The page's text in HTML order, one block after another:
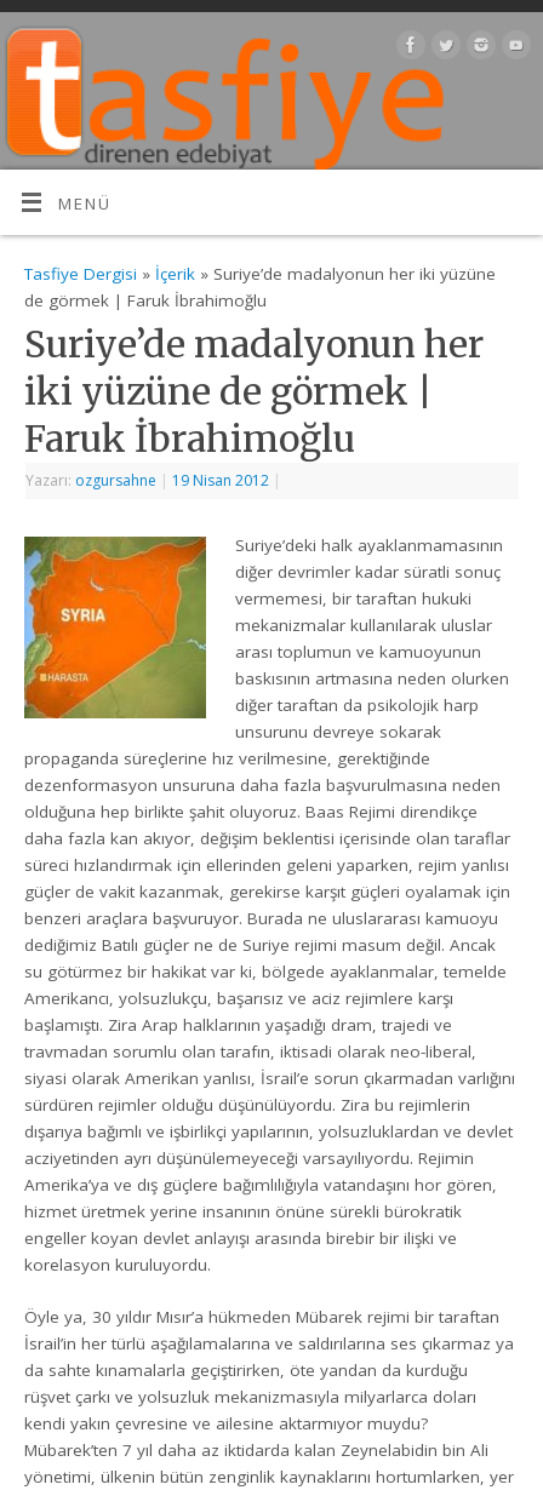
MENÜ
Tasfiye Dergisi » İçerik » Suriye’de madalyonun her iki yüzüne
de görmek | Faruk İbrahimoğlu
Suriye’de madalyonun her
iki yüzüne de görmek |
Faruk İbrahimoğlu
Yazarı: ozgursahne | 19 Nisan 2012 |
Suriye’deki halk ayaklanmamasının
diğer devrimler kadar süratli sonuç
vermemesi, bir taraftan hukuki
mekanizmalar kullanılarak uluslar
arası toplumun ve kamuoyunun
baskısının artmasına neden olurken
diğer taraftan da psikolojik harp
unsurunu devreye sokarak
propaganda süreçlerine hız verilmesine, gerektiğinde
dezenformasyon unsuruna daha fazla başvurulmasına neden
olduğuna hep birlikte şahit oluyoruz. Baas Rejimi direndikçe
daha fazla kan akıyor, değişim beklentisi içerisinde olan taraflar
süreci hızlandırmak için ellerinden geleni yaparken, rejim yanlısı
güçler de vakit kazanmak, gerekirse karşıt güçleri oyalamak için
benzeri araçlara başvuruyor. Burada ne uluslararası kamuoyu
dediğimiz Batılı güçler ne de Suriye rejimi masum değil. Ancak
su götürmez bir hakikat var ki, bölgede ayaklanmalar, temelde
Amerikancı, yolsuzlukçu, başarısız ve aciz rejimlere karşı
başlamıştı. Zira Arap halklarının yaşadığı dram, trajedi ve
travmadan sorumlu olan tarafın, iktisadi olarak neo-liberal,
siyasi olarak Amerikan yanlısı, İsrail’e sorun çıkarmadan varlığını
sürdüren rejimler olduğu düşünülüyordu. Zira bu rejimlerin
dışarıya bağımlı ve işbirlikçi yapılarının, yolsuzluklardan ve devlet
acziyetinden ayrı düşünülemeyeceği varsayılıyordu. Rejimin
Amerika’ya ve dış güçlere bağımlılığıyla vatandaşını hor gören,
hizmet üretmek yerine insanının önüne sürekli bürokratik
engeller koyan devlet anlayışı arasında birebir bir ilişki ve
korelasyon kuruluyordu.
Öyle ya, 30 yıldır Mısır’a hükmeden Mübarek rejimi bir taraftan
İsrail’in her türlü aşağılamalarına ve saldırılarına ses çıkarmaz ya
da sahte kınamalarla geçiştirirken, öte yandan da kurduğu
rüşvet çarkı ve yolsuzluk mekanizmasıyla milyarlarca doları
kendi yakın çevresine ve ailesine aktarmıyor muydu?
Mübarek’ten 7 yıl daha az iktidarda kalan Zeynelabidin bin Ali
yönetimi, ülkenin bütün zenginlik kaynaklarını hortumlarken, yer